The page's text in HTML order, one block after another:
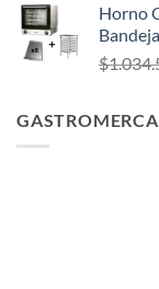
Horno
$